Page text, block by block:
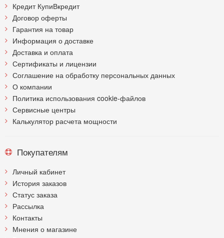
Кредит КупиВкредит
Договор оферты
Гарантия на товар
Информация о доставке
Доставка и оплата
Сертификаты и лицензии
Соглашение на обработку персональных данных
О компании
Политика использования cookie-файлов
Сервисные центры
Калькулятор расчета мощности
Покупателям
Личный кабинет
История заказов
Статус заказа
Рассылка
Контакты
Мнения о магазине